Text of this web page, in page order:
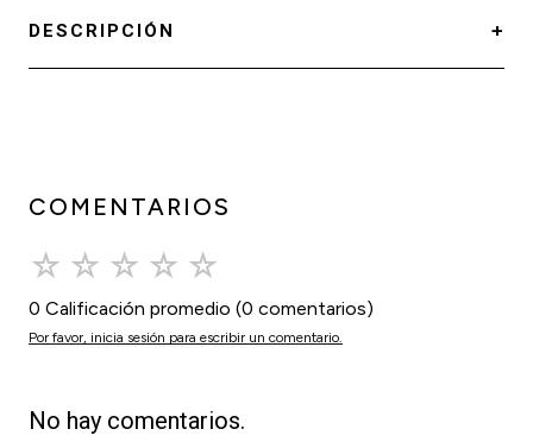
DESCRIPCIÓN
COMENTARIOS
☆ ☆ ☆ ☆ ☆
0 Calificación promedio (0 comentarios)
Por favor, inicia sesión para escribir un comentario.
No hay comentarios.